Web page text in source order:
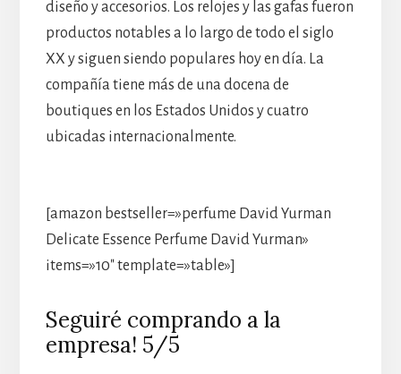
diseño y accesorios. Los relojes y las gafas fueron
productos notables a lo largo de todo el siglo
XX y siguen siendo populares hoy en día. La
compañía tiene más de una docena de
boutiques en los Estados Unidos y cuatro
ubicadas internacionalmente.
[amazon bestseller=»perfume David Yurman
Delicate Essence Perfume David Yurman»
items=»10″ template=»table»]
Seguiré comprando a la
empresa! 5/5